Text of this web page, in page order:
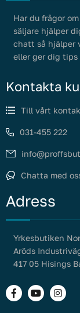
Har du frågor
säljare hjälper
chatt så hjälper
eller ger dig tips
Kontakta
Till vårt
031-455 222
Chatta med
Adress
Yrkesbutiken
Aröds
417 05 Hisings